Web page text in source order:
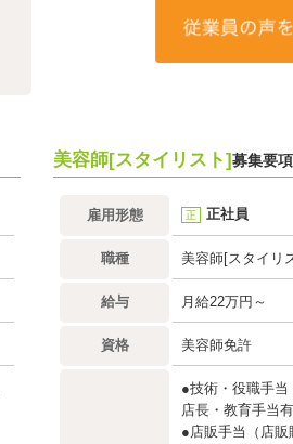
美容師[スタイリスト]募集要項
雇用形態 正 正社員
職種 美容師[スタイリ
給与 月給22万円～
資格 美容師免許
●技術・役職手当
店長・教育手当有
●店販手当（店販